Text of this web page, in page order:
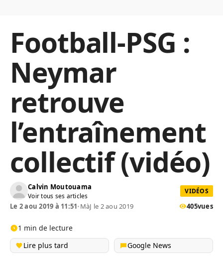
Football-PSG :
Neymar
retrouve
l’entraînement
collectif (vidéo)
Calvin Moutouama
Voir tous ses articles
VIDÉOS
Le 2 aou 2019 à 11:51•MàJ le 2 aou 2019 405vues
1 min de lecture
Lire plus tard
Google News